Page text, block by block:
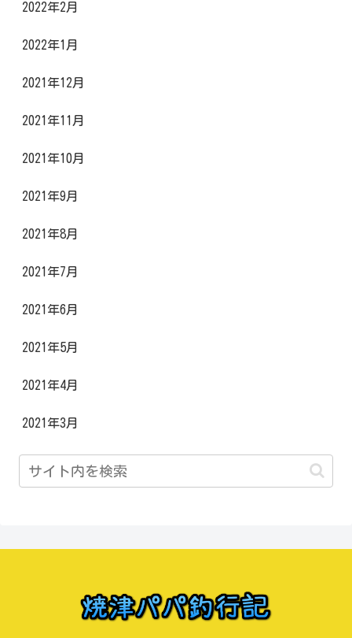
2022年2月
2022年1月
2021年12月
2021年11月
2021年10月
2021年9月
2021年8月
2021年7月
2021年6月
2021年5月
2021年4月
2021年3月